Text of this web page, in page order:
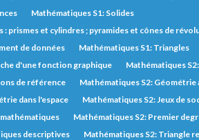
Mathématiques S1: Solides
: prismes et cylindres ; pyramides et cônes de
de données
Mathématiques S1: Triangles
d'une fonction graphique
Mathématiques
de référence
Mathématiques S2: Géométrie
dans l'espace
Mathématiques S2: Jeux de
Mathématiques S2: Premier
descriptives
Mathématiques S2: Triangle